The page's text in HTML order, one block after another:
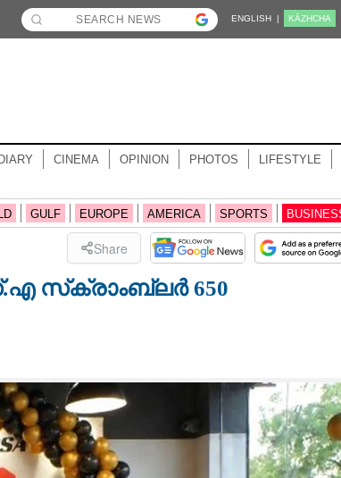
ENGLISH | KĀZHCHA
CINEMA OPINION PHOTOS LIFESTYLE
GULF EUROPE AMERICA SPORTS
Share
സ്‌ക്രാംബ്ലർ 650